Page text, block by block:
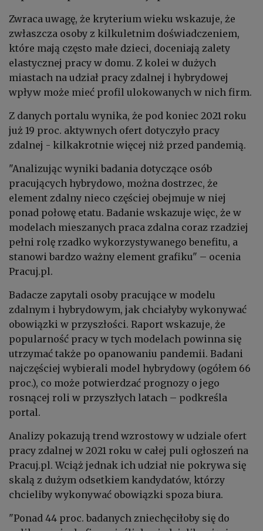
Zwraca uwagę, że kryterium wieku wskazuje, że
zwłaszcza osoby z kilkuletnim doświadczeniem,
które mają często małe dzieci, doceniają zalety
elastycznej pracy w domu. Z kolei w dużych
miastach na udział pracy zdalnej i hybrydowej
wpływ może mieć profil ulokowanych w nich firm.
Z danych portalu wynika, że pod koniec 2021 roku
już 19 proc. aktywnych ofert dotyczyło pracy
zdalnej - kilkakrotnie więcej niż przed pandemią.
"Analizując wyniki badania dotyczące osób
pracujących hybrydowo, można dostrzec, że
element zdalny nieco częściej obejmuje w niej
ponad połowę etatu. Badanie wskazuje więc, że w
modelach mieszanych praca zdalna coraz rzadziej
pełni rolę rzadko wykorzystywanego benefitu, a
stanowi bardzo ważny element grafiku" – ocenia
Pracuj.pl.
Badacze zapytali osoby pracujące w modelu
zdalnym i hybrydowym, jak chciałyby wykonywać
obowiązki w przyszłości. Raport wskazuje, że
popularność pracy w tych modelach powinna się
utrzymać także po opanowaniu pandemii. Badani
najczęściej wybierali model hybrydowy (ogółem 66
proc.), co może potwierdzać prognozy o jego
rosnącej roli w przyszłych latach – podkreśla
portal.
Analizy pokazują trend wzrostowy w udziale ofert
pracy zdalnej w 2021 roku w całej puli ogłoszeń na
Pracuj.pl. Wciąż jednak ich udział nie pokrywa się
skalą z dużym odsetkiem kandydatów, którzy
chcieliby wykonywać obowiązki spoza biura.
"Ponad 44 proc. badanych zniechęciłoby się do